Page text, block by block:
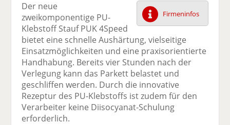
uf
F
ac
e
b
o
o
k
te
il
wi
tt
er
n
uf
Li
n
k
e
di
n
te
il
er
E
m
l
v
n
ck
e
Firmeninfos
Der neue
zweikomponentige PU-
Klebstoff Stauf PUK 4Speed
bietet eine schnelle Aushärtung, vielseitige
Einsatzmöglichkeiten und eine praxisorientierte
Handhabung. Bereits vier Stunden nach der
Verlegung kann das Parkett belastet und
geschliffen werden. Durch die innovative
Rezeptur des PU-Klebstoffs ist zudem für den
Verarbeiter keine Diisocyanat-Schulung
erforderlich.